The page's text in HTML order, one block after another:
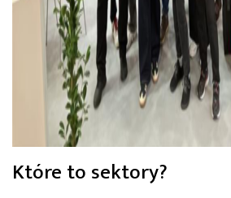
Które to sektory?